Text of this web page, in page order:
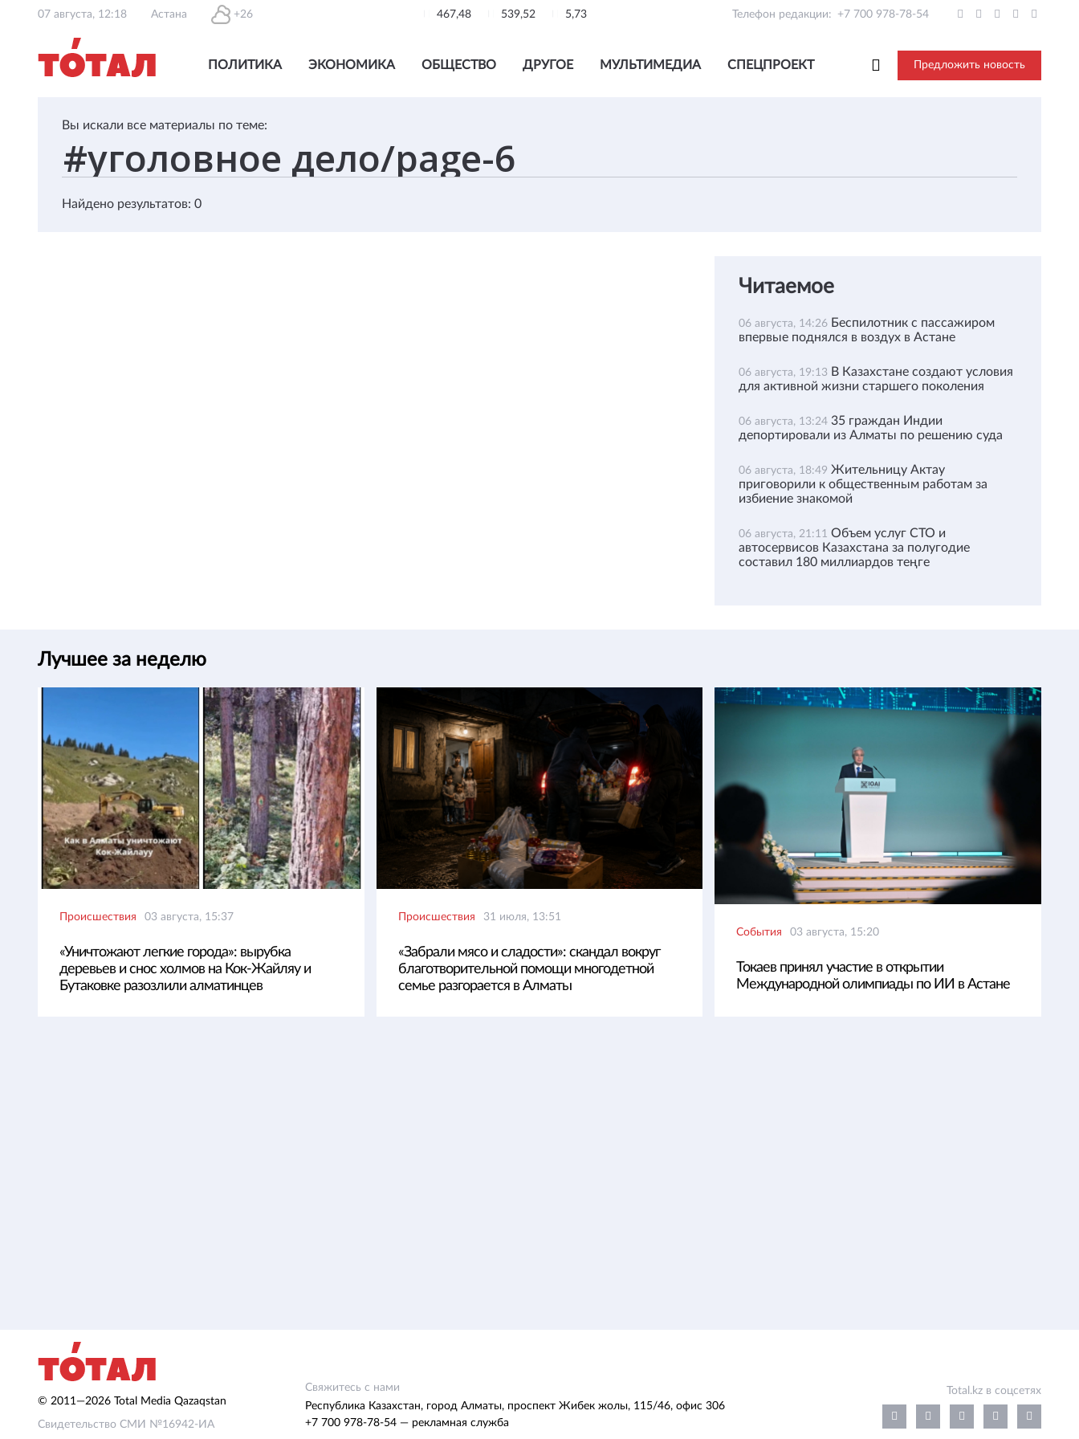
07 августа, 12:18 Астана +26 467,48 539,52 5,73 Телефон редакции: +7 700 978-78-54
ПОЛИТИКА ЭКОНОМИКА ОБЩЕСТВО ДРУГОЕ МУЛЬТИМЕДИА СПЕЦПРОЕКТ Предложить новость
Вы искали все материалы по теме:
Найдено результатов: 0
Читаемое
06 августа, 14:26 Беспилотник с пассажиром
впервые поднялся в воздух в Астане
06 августа, 19:13 В Казахстане создают условия
для активной жизни старшего поколения
06 августа, 13:24 35 граждан Индии
депортировали из Алматы по решению суда
06 августа, 18:49 Жительницу Актау
приговорили к общественным работам за
избиение знакомой
06 августа, 21:11 Объем услуг СТО и
автосервисов Казахстана за полугодие
составил 180 миллиардов теңге
Лучшее за неделю
Происшествия 03 августа, 15:37
«Уничтожают легкие города»: вырубка
деревьев и снос холмов на Кок-Жайляу и
Бутаковке разозлили алматинцев
Происшествия 31 июля, 13:51
«Забрали мясо и сладости»: скандал вокруг
благотворительной помощи многодетной
семье разгорается в Алматы
События 03 августа, 15:20
Токаев принял участие в открытии
Международной олимпиады по ИИ в Астане
© 2011—2026 Total Media Qazaqstan
Свидетельство СМИ №16942-ИА
Свяжитесь с нами
Республика Казахстан, город Алматы, проспект Жибек жолы, 115/46, офис 306
+7 700 978-78-54 — рекламная служба
Total.kz в соцсетях